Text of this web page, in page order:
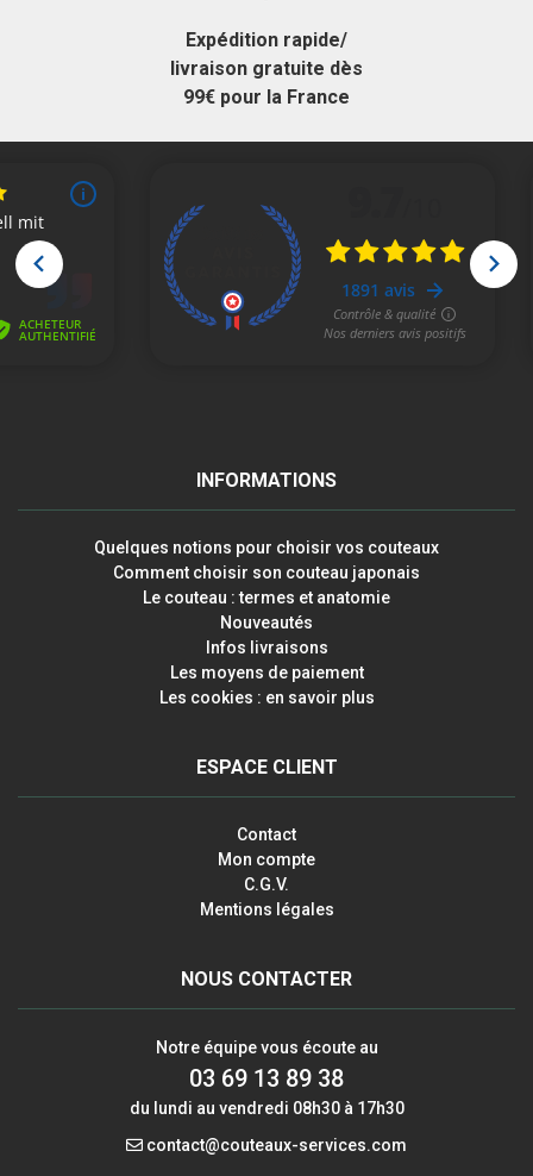
Expédition rapide/
livraison gratuite dès
99€ pour la France
INFORMATIONS
Quelques notions pour choisir vos couteaux
Comment choisir son couteau japonais
Le couteau : termes et anatomie
Nouveautés
Infos livraisons
Les moyens de paiement
Les cookies : en savoir plus
ESPACE CLIENT
Contact
Mon compte
C.G.V.
Mentions légales
NOUS CONTACTER
Notre équipe vous écoute au
03 69 13 89 38
du lundi au vendredi 08h30 à 17h30
contact@couteaux-services.com